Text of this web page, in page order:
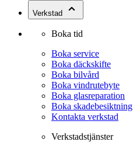
Verkstad
Boka tid
Boka service
Boka däckskifte
Boka bilvård
Boka vindrutebyte
Boka glasreparation
Boka skadebesiktning
Kontakta verkstad
Verkstadstjänster